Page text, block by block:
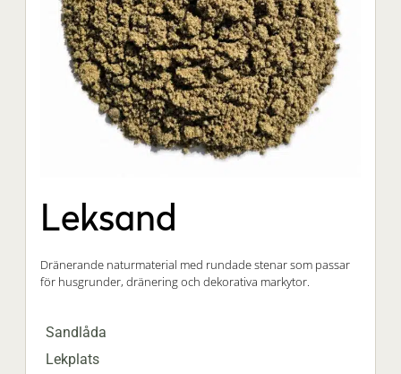
Leksand
Dränerande naturmaterial med rundade stenar som passar
för husgrunder, dränering och dekorativa markytor.
Sandlåda
Lekplats